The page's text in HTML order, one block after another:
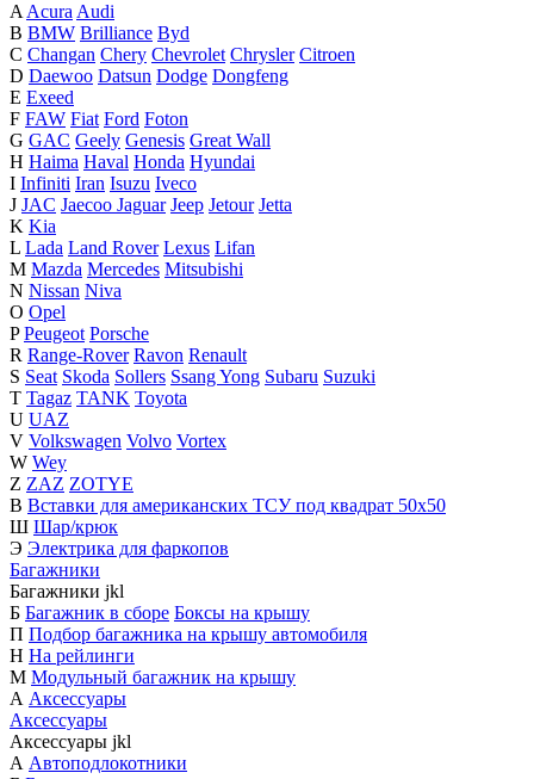
A Acura Audi
B BMW Brilliance Byd
C Changan Chery Chevrolet Chrysler Citroen
D Daewoo Datsun Dodge Dongfeng
E Exeed
F FAW Fiat Ford Foton
G GAC Geely Genesis Great Wall
H Haima Haval Honda Hyundai
I Infiniti Iran Isuzu Iveco
J JAC Jaecoo Jaguar Jeep Jetour Jetta
K Kia
L Lada Land Rover Lexus Lifan
M Mazda Mercedes Mitsubishi
N Nissan Niva
O Opel
P Peugeot Porsche
R Range-Rover Ravon Renault
S Seat Skoda Sollers Ssang Yong Subaru Suzuki
T Tagaz TANK Toyota
U UAZ
V Volkswagen Volvo Vortex
W Wey
Z ZAZ ZOTYE
В Вставки для американских ТСУ под квадрат 50х50
Ш Шар/крюк
Э Электрика для фаркопов
Багажники
Багажники jkl
Б Багажник в сборе Боксы на крышу
П Подбор багажника на крышу автомобиля
Н На рейлинги
М Модульный багажник на крышу
А Аксессуары
Аксессуары
Аксессуары jkl
А Автоподлокотники